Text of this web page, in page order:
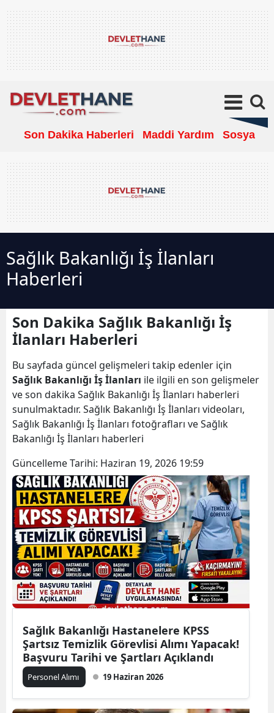
Son Dakika Haberleri Maddi Yardım Sosyal
Sağlık Bakanlığı İş İlanları
Haberleri
Son Dakika Sağlık Bakanlığı İş
İlanları Haberleri
Bu sayfada güncel gelişmeleri takip edenler için
Sağlık Bakanlığı İş İlanları ile ilgili en son gelişmeler
ve son dakika Sağlık Bakanlığı İş İlanları haberleri
sunulmaktadır. Sağlık Bakanlığı İş İlanları videoları,
Sağlık Bakanlığı İş İlanları fotoğrafları ve Sağlık
Bakanlığı İş İlanları haberleri
Güncelleme Tarihi: Haziran 19, 2026 19:59
Sağlık Bakanlığı Hastanelere KPSS
Şartsız Temizlik Görevlisi Alımı Yapacak!
Başvuru Tarihi ve Şartları Açıklandı
Personel Alımı 19 Haziran 2026